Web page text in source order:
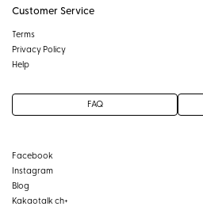
Customer Service
Terms
Privacy Policy
Help
FAQ
Facebook
Instagram
Blog
Kakaotalk ch+